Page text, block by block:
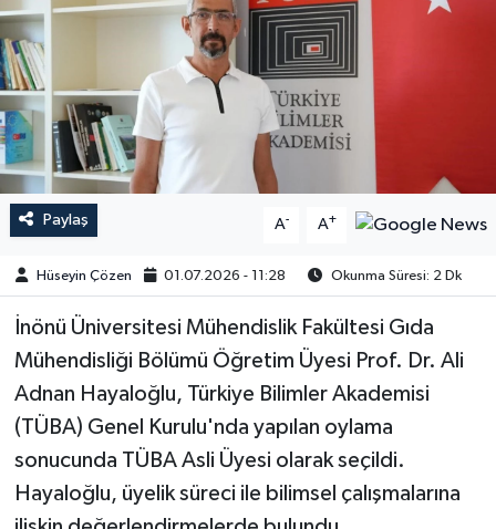
Paylaş A- A+
Hüseyin Çözen 01.07.2026 - 11:28 Okunma Süresi: 2 Dk
İnönü Üniversitesi Mühendislik Fakültesi Gıda
Mühendisliği Bölümü Öğretim Üyesi Prof. Dr. Ali
Adnan Hayaloğlu, Türkiye Bilimler Akademisi
(TÜBA) Genel Kurulu'nda yapılan oylama
sonucunda TÜBA Asli Üyesi olarak seçildi.
Hayaloğlu, üyelik süreci ile bilimsel çalışmalarına